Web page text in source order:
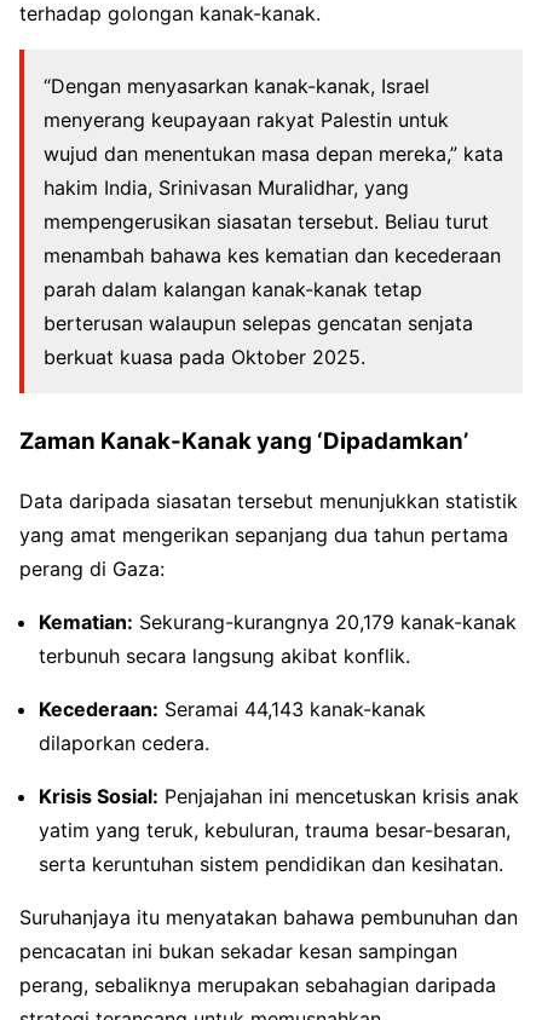
terhadap golongan kanak-kanak.
“Dengan menyasarkan kanak-kanak, Israel
menyerang keupayaan rakyat Palestin untuk
wujud dan menentukan masa depan mereka,” kata
hakim India, Srinivasan Muralidhar, yang
mempengerusikan siasatan tersebut. Beliau turut
menambah bahawa kes kematian dan kecederaan
parah dalam kalangan kanak-kanak tetap
berterusan walaupun selepas gencatan senjata
berkuat kuasa pada Oktober 2025.
Zaman Kanak-Kanak yang ‘Dipadamkan’
Data daripada siasatan tersebut menunjukkan statistik
yang amat mengerikan sepanjang dua tahun pertama
perang di Gaza:
Kematian: Sekurang-kurangnya 20,179 kanak-kanak
terbunuh secara langsung akibat konflik.
Kecederaan: Seramai 44,143 kanak-kanak
dilaporkan cedera.
Krisis Sosial: Penjajahan ini mencetuskan krisis anak
yatim yang teruk, kebuluran, trauma besar-besaran,
serta keruntuhan sistem pendidikan dan kesihatan.
Suruhanjaya itu menyatakan bahawa pembunuhan dan
pencacatan ini bukan sekadar kesan sampingan
perang, sebaliknya merupakan sebahagian daripada